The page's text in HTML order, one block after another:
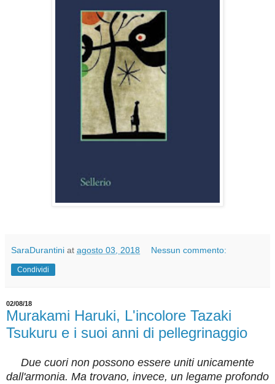
SaraDurantini at agosto 03, 2018 Nessun commento:
Condividi
02/08/18
Murakami Haruki, L'incolore Tazaki
Tsukuru e i suoi anni di pellegrinaggio
Due cuori non possono essere uniti unicamente
dall'armonia. Ma trovano, invece, un legame profondo